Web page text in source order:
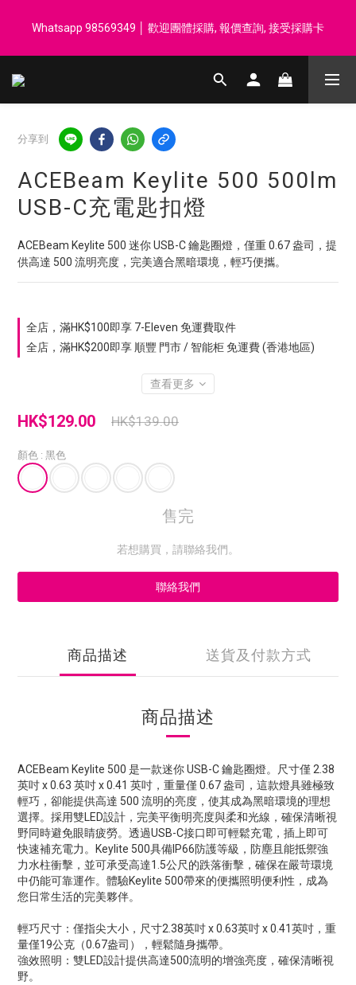
汗毛巾 韓國制 送完即止
Whatsapp 98569349 │ 歡迎團體採購, 報價查詢, 接受採購卡
登記會員享每$50回贈$1 │ 滿HK$899 送 N-rit Campack Towel 吸
分享到
ACEBeam Keylite 500 500lm
USB-C充電匙扣燈
ACEBeam Keylite 500 迷你 USB-C 鑰匙圈燈，僅重 0.67 盎司，提
供高達 500 流明亮度，完美適合黑暗環境，輕巧便攜。
全店，滿HK$100即享 7-Eleven 免運費取件
全店，滿HK$200即享 順豐 門市 / 智能柜 免運費 (香港地區)
查看更多
HK$129.00 HK$139.00
顏色 : 黑色
售完
若想購買，請聯絡我們。
聯絡我們
商品描述 送貨及付款方式
商品描述
ACEBeam Keylite 500 是一款迷你 USB-C 鑰匙圈燈。尺寸僅 2.38
英吋 x 0.63 英吋 x 0.41 英吋，重量僅 0.67 盎司，這款燈具雖極致
輕巧，卻能提供高達 500 流明的亮度，使其成為黑暗環境的理想
選擇。採用雙LED設計，完美平衡明亮度與柔和光線，確保清晰視
野同時避免眼睛疲勞。透過USB-C接口即可輕鬆充電，插上即可
快速補充電力。Keylite 500具備IP66防護等級，防塵且能抵禦強
力水柱衝擊，並可承受高達1.5公尺的跌落衝擊，確保在嚴苛環境
中仍能可靠運作。體驗Keylite 500帶來的便攜照明便利性，成為
您日常生活的完美夥伴。
輕巧尺寸：僅指尖大小，尺寸2.38英吋 x 0.63英吋 x 0.41英吋，重
量僅19公克（0.67盎司），輕鬆隨身攜帶。
強效照明：雙LED設計提供高達500流明的增強亮度，確保清晰視
野。